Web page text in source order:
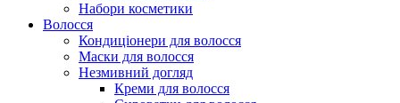
Набори косметики
Волосся
Кондиціонери для волосся
Маски для волосся
Незмивний догляд
Креми для волосся